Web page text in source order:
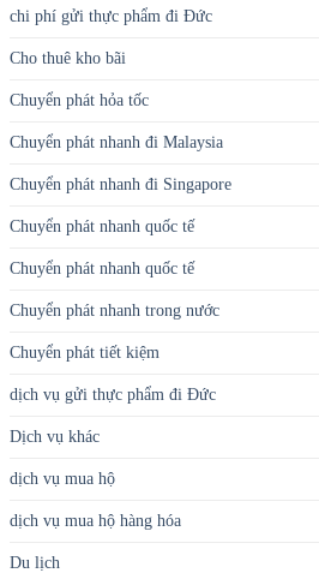
chi phí gửi thực phẩm đi Đức
Cho thuê kho bãi
Chuyển phát hỏa tốc
Chuyển phát nhanh đi Malaysia
Chuyển phát nhanh đi Singapore
Chuyển phát nhanh quốc tế
Chuyển phát nhanh quốc tế
Chuyển phát nhanh trong nước
Chuyển phát tiết kiệm
dịch vụ gửi thực phẩm đi Đức
Dịch vụ khác
dịch vụ mua hộ
dịch vụ mua hộ hàng hóa
Du lịch